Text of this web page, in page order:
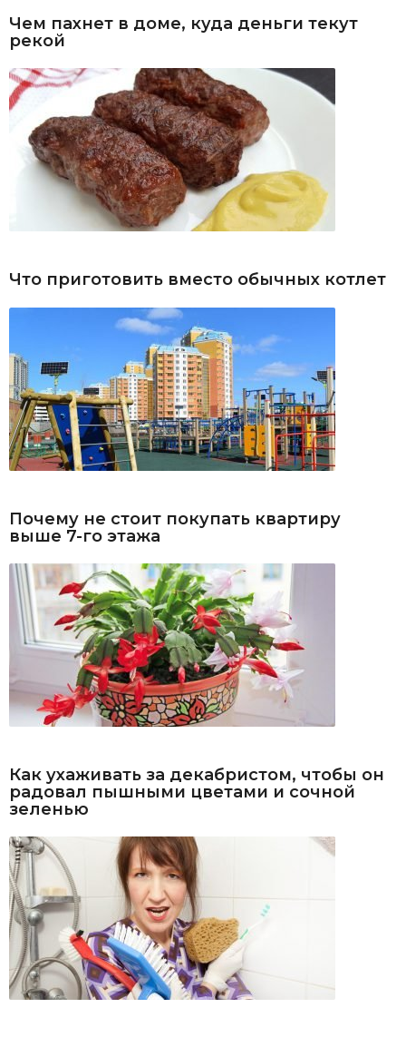
Чем пахнет в доме, куда деньги текут
рекой
Что приготовить вместо обычных котлет
Почему не стоит покупать квартиру
выше 7-го этажа
Как ухаживать за декабристом, чтобы он
радовал пышными цветами и сочной
зеленью